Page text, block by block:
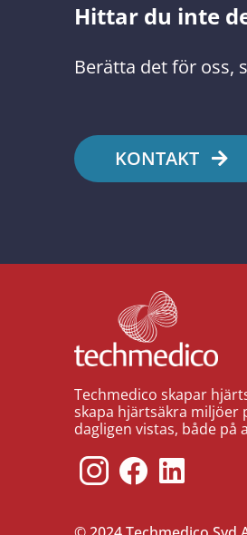
Hittar du inte
Berätta det för oss,
KONTAKT
Techmedico skapar
skapa hjärtsäkra miljöer
dagligen vistas, både